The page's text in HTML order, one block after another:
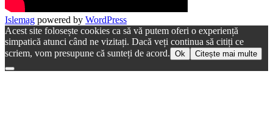
Islemag powered by WordPress
Acest site folosește cookies ca să vă putem oferi o experiență
simpatică atunci când ne vizitați. Dacă veți continua să citiți ce
scriem, vom presupune că sunteți de acord. Ok Citește mai multe